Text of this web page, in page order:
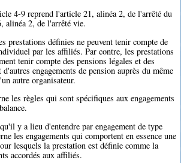
4-9 reprend l'article 21, alinéa 2, de l'arrêté du
alinéa 2, de l'arrêté vie.
prestations définies ne peuvent tenir compte de
par les affiliés. Par contre, les prestations
tenir compte des pensions légales et des
engagements de pension auprès du même
autre organisateur.
les règles qui sont spécifiques aux engagements
y a lieu d'entendre par engagement de type
les engagements qui comportent en essence une
lesquels la prestation est définie comme la
accordés aux affiliés.